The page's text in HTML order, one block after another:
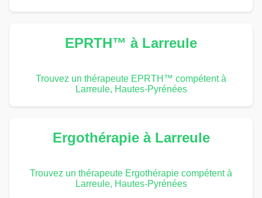
EPRTH™ à Larreule
Trouvez un thérapeute EPRTH™ compétent à
Larreule, Hautes-Pyrénées
Ergothérapie à Larreule
Trouvez un thérapeute Ergothérapie compétent à
Larreule, Hautes-Pyrénées